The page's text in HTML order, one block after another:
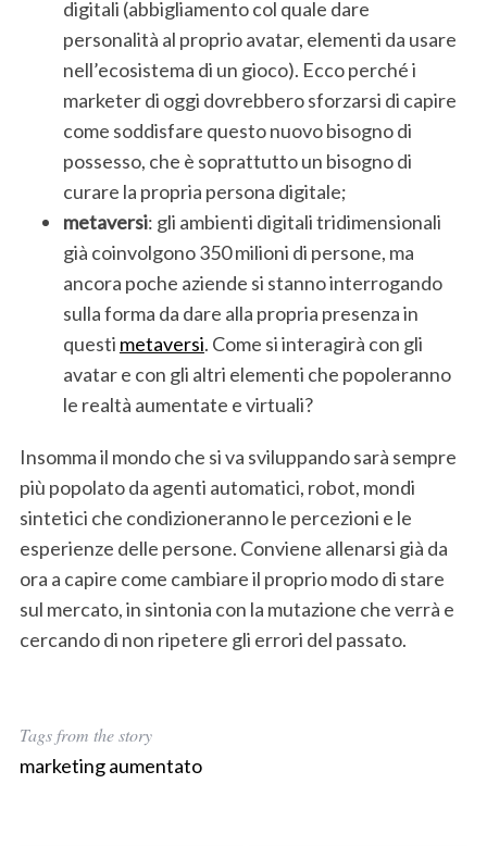
digitali (abbigliamento col quale dare
personalità al proprio avatar, elementi da usare
nell’ecosistema di un gioco). Ecco perché i
marketer di oggi dovrebbero sforzarsi di capire
come soddisfare questo nuovo bisogno di
possesso, che è soprattutto un bisogno di
curare la propria persona digitale;
metaversi: gli ambienti digitali tridimensionali
già coinvolgono 350 milioni di persone, ma
ancora poche aziende si stanno interrogando
sulla forma da dare alla propria presenza in
questi metaversi. Come si interagirà con gli
avatar e con gli altri elementi che popoleranno
le realtà aumentate e virtuali?
Insomma il mondo che si va sviluppando sarà sempre
più popolato da agenti automatici, robot, mondi
sintetici che condizioneranno le percezioni e le
esperienze delle persone. Conviene allenarsi già da
ora a capire come cambiare il proprio modo di stare
sul mercato, in sintonia con la mutazione che verrà e
cercando di non ripetere gli errori del passato.
Tags from the story
marketing aumentato